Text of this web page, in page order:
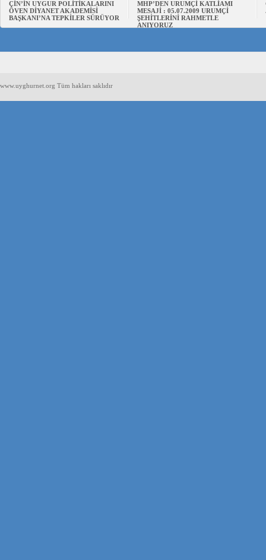
ÇİN’İN UYGUR POLİTİKALARINI
ÖVEN DİYANET AKADEMİSİ
BAŞKANI’NA TEPKİLER SÜRÜYOR
MHP’DEN URUMÇİ KATLİAMI
MESAJİ : 05.07.2009 URUMÇİ
ŞEHİTLERİNİ RAHMETLE
ANIYORUZ
www.uyghurnet.org Tüm hakları saklıdır